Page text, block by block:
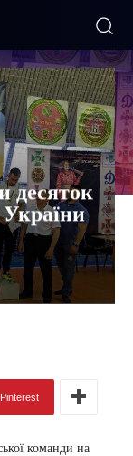
десяток
України
Pinterest
команди на